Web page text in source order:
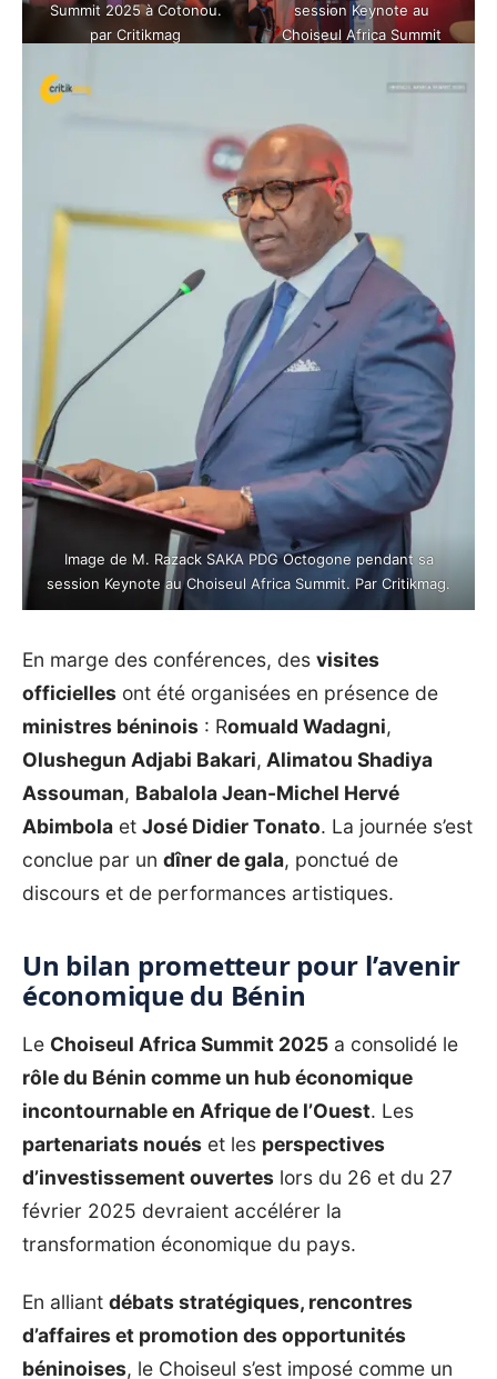
Summit 2025 à Cotonou.
par Critikmag
session Keynote au
Choiseul Africa Summit
Critikmag
Image de M. Razack SAKA PDG Octogone pendant sa
session Keynote au Choiseul Africa Summit. Par Critikmag.
En marge des conférences, des visites
officielles ont été organisées en présence de
ministres béninois : Romuald Wadagni,
Olushegun Adjabi Bakari, Alimatou Shadiya
Assouman, Babalola Jean-Michel Hervé
Abimbola et José Didier Tonato. La journée s’est
conclue par un dîner de gala, ponctué de
discours et de performances artistiques.
Un bilan prometteur pour l’avenir
économique du Bénin
Le Choiseul Africa Summit 2025 a consolidé le
rôle du Bénin comme un hub économique
incontournable en Afrique de l’Ouest. Les
partenariats noués et les perspectives
d’investissement ouvertes lors du 26 et du 27
février 2025 devraient accélérer la
transformation économique du pays.
En alliant débats stratégiques, rencontres
d’affaires et promotion des opportunités
béninoises, le Choiseul s’est imposé comme un